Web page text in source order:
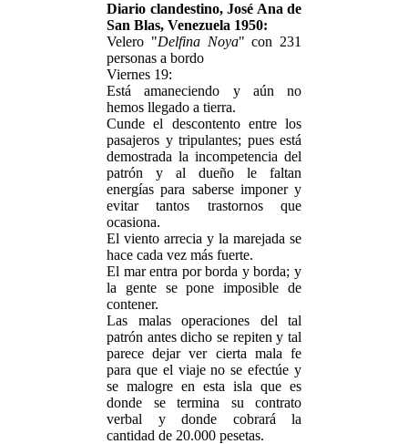
Diario clandestino, José Ana de
San Blas, Venezuela 1950:
Velero "Delfina Noya" con 231
personas a bordo
Viernes 19:
Está amaneciendo y aún no
hemos llegado a tierra.
Cunde el descontento entre los
pasajeros y tripulantes; pues está
demostrada la incompetencia del
patrón y al dueño le faltan
energías para saberse imponer y
evitar tantos trastornos que
ocasiona.
El viento arrecia y la marejada se
hace cada vez más fuerte.
El mar entra por borda y borda; y
la gente se pone imposible de
contener.
Las malas operaciones del tal
patrón antes dicho se repiten y tal
parece dejar ver cierta mala fe
para que el viaje no se efectúe y
se malogre en esta isla que es
donde se termina su contrato
verbal y donde cobrará la
cantidad de 20.000 pesetas.